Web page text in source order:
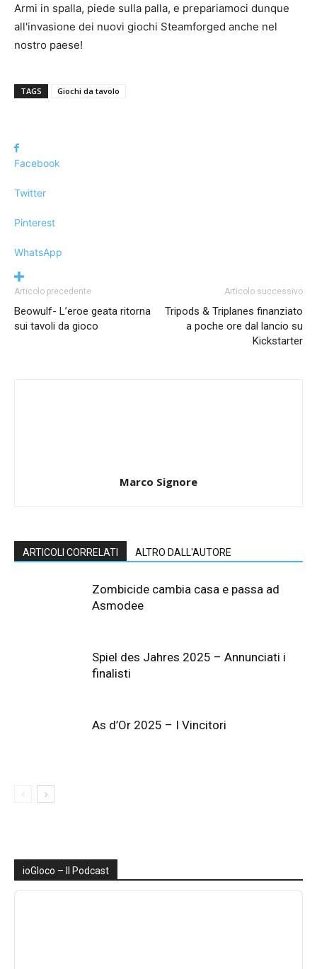
Armi in spalla, piede sulla palla, e prepariamoci dunque
all'invasione dei nuovi giochi Steamforged anche nel
nostro paese!
TAGS Giochi da tavolo
Facebook
Twitter
Pinterest
WhatsApp
Articolo precedente
Beowulf- L’eroe geata ritorna
sui tavoli da gioco
Articolo successivo
Tripods & Triplanes finanziato
a poche ore dal lancio su
Kickstarter
Marco Signore
ARTICOLI CORRELATI ALTRO DALL'AUTORE
Zombicide cambia casa e passa ad
Asmodee
Spiel des Jahres 2025 – Annunciati i
finalisti
As d’Or 2025 – I Vincitori
ioGIoco – Il Podcast
Audio